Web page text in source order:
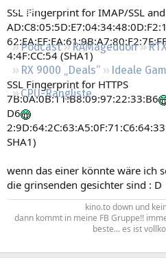
Regeln
Podcast RAMageddon
RX 9000 „Deals“
Ideale
CPU-Rangliste
SSL Fingerprint for IMAP/SSL and
4:4F:CC:54 (SHA1)
SSL Fingerprint for HTTPS
7B:0A:0B:11:B8:09:97:22:33:B6
D6
SHA1)
wenn das einer könnte wäre ich
die grinsenden gesichter sind : D
kino.to down und
dann kommt in meine FB Gruppe!!
beste... es ist